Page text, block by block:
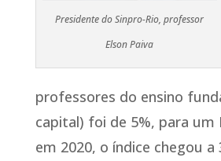
Presidente do Sinpro-Rio, professor
Elson Paiva
professores do ensino
capital) foi de 5%, para um
em 2020, o índice chegou a